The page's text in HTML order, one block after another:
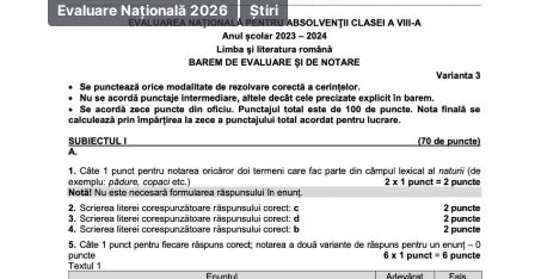
Evaluare Națională 2026 Știri